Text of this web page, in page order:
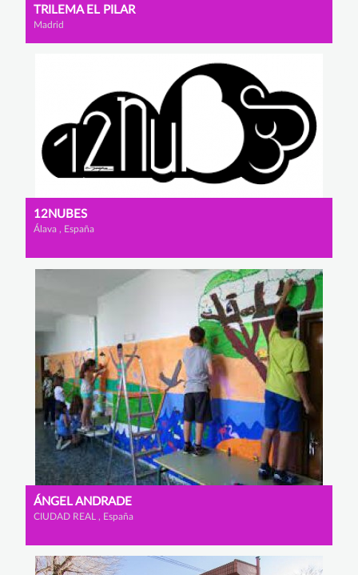
TRILEMA EL PILAR
Madrid
12NUBES
Álava , España
ÁNGEL ANDRADE
CIUDAD REAL , España